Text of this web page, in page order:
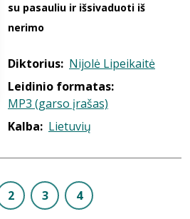
su pasauliu ir išsivaduoti iš
nerimo
Diktorius: Nijolė Lipeikaitė
Leidinio formatas:
MP3 (garso įrašas)
Kalba: Lietuvių
2 3 4